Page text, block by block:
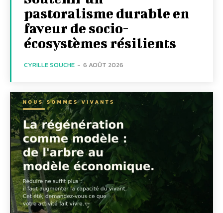
pastoralisme durable en
faveur de socio-
écosystèmes résilients
CYRILLE SOUCHE - 6 AOÛT 2026